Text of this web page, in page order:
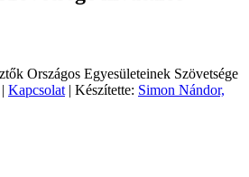
Országos Egyesületeinek Szövetsége
| Kapcsolat | Készítette: Simon Nándor,